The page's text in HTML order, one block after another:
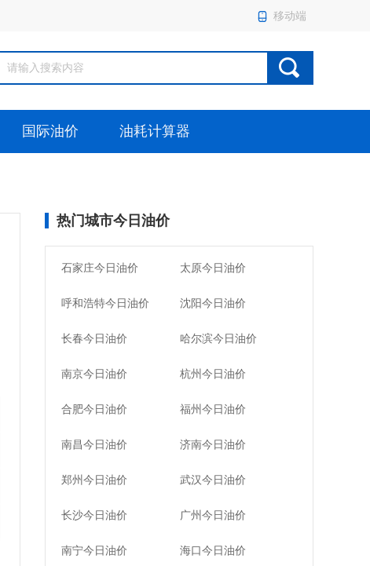
移动端
国际油价 油耗计算器
热门城市今日油价
石家庄今日油价 太原今日油价
呼和浩特今日油价 沈阳今日油价
长春今日油价 哈尔滨今日油价
南京今日油价 杭州今日油价
合肥今日油价 福州今日油价
南昌今日油价 济南今日油价
郑州今日油价 武汉今日油价
长沙今日油价 广州今日油价
南宁今日油价 海口今日油价